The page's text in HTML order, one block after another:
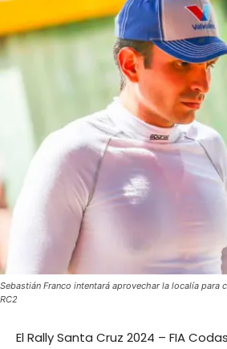
Sebastián Franco intentará aprovechar la localía para
RC2
El Rally Santa Cruz 2024 – FIA